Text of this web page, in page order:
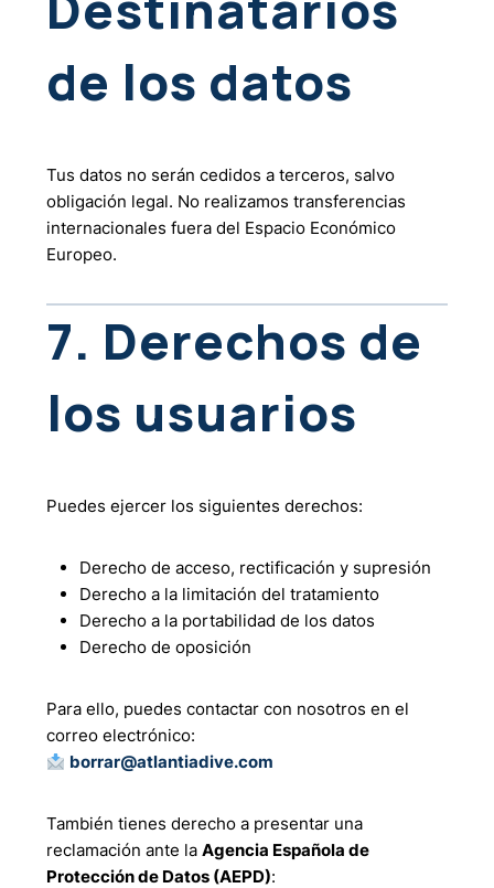
de los datos
Tus datos no serán cedidos a terceros, salvo
obligación legal. No realizamos transferencias
internacionales fuera del Espacio Económico
Europeo.
7. Derechos de
los usuarios
Puedes ejercer los siguientes derechos:
Derecho de acceso, rectificación y supresión
Derecho a la limitación del tratamiento
Derecho a la portabilidad de los datos
Derecho de oposición
Para ello, puedes contactar con nosotros en el
correo electrónico:
borrar@atlantiadive.com
También tienes derecho a presentar una
reclamación ante la Agencia Española de
Protección de Datos (AEPD):